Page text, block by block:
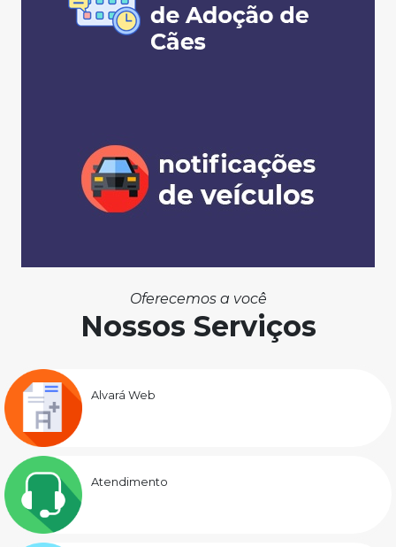
Oferecemos a você
Nossos Serviços
Alvará Web
Atendimento